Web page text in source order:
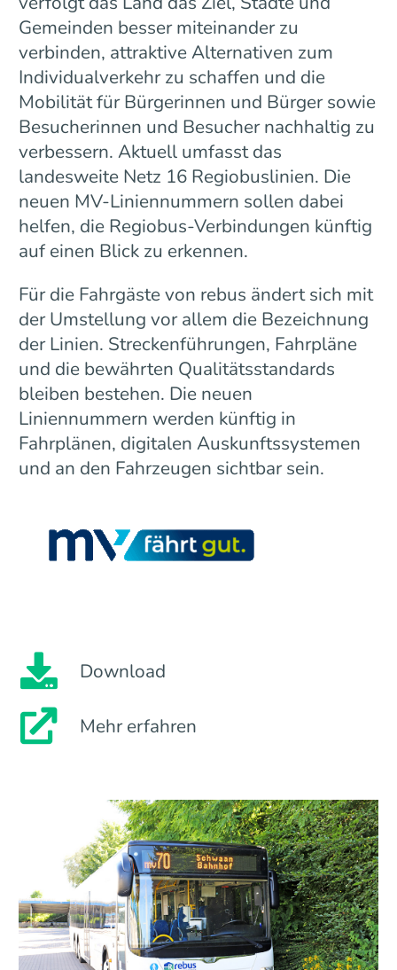
Gemeinden besser miteinander zu
verbinden, attraktive Alternativen zum
Individualverkehr zu schaffen und die
Mobilität für Bürgerinnen und Bürger sowie
Besucherinnen und Besucher nachhaltig zu
verbessern. Aktuell umfasst das
landesweite Netz 16 Regiobuslinien. Die
neuen MV-Liniennummern sollen dabei
helfen, die Regiobus-Verbindungen künftig
auf einen Blick zu erkennen.
Für die Fahrgäste von rebus ändert sich mit
der Umstellung vor allem die Bezeichnung
der Linien. Streckenführungen, Fahrpläne
und die bewährten Qualitätsstandards
bleiben bestehen. Die neuen
Liniennummern werden künftig in
Fahrplänen, digitalen Auskunftssystemen
und an den Fahrzeugen sichtbar sein.
Download
Mehr erfahren